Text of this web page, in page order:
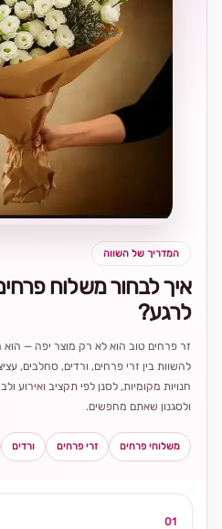
המדריך של השווה
איך לבחור משלוח
לרגע?
זר פרחים טוב הוא לא רק מוצר יפה —
להשוות בין זרי פרחים, ורדים, סחלבים,
חנויות מקומיות, לסנן לפי תקציב ואירוע
ולסגנון שאתם מחפשים.
משלוחי פרחים זרי פרחים ורדים
01